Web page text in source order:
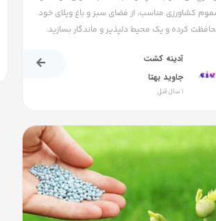
کشاورزی مناسب، از فضای سبز و باغ ویلای خود
کرده و یک محیط دلپذیر و ماندگار بسازید.
آدینه کشت
جاوید بهتا
1 سال قبل